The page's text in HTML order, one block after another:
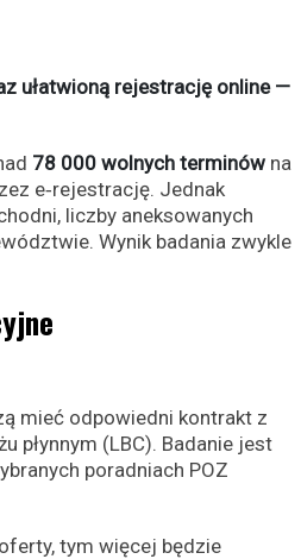
ułatwioną rejestrację online —
78 000 wolnych terminów na
e‑rejestrację. Jednak
liczby aneksowanych
Wynik badania zwykle
mieć odpowiedni kontrakt z
płynnym (LBC). Badanie jest
poradniach POZ
tym więcej będzie